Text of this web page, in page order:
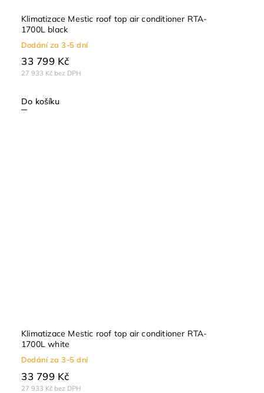
Klimatizace Mestic roof top air conditioner RTA-
1700L black
Dodání za 3-5 dní
27 933 Kč bez DPH
33 799 Kč
Do košíku
Klimatizace Mestic roof top air conditioner RTA-
1700L white
Dodání za 3-5 dní
27 933 Kč bez DPH
33 799 Kč